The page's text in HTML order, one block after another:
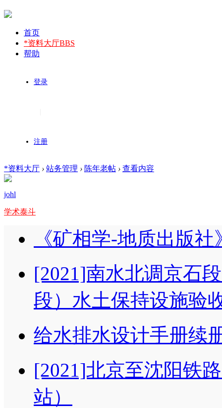
首页
*资料大厅BBS
帮助
登录
注册
*资料大厅 › 站务管理 › 陈年老帖 › 查看内容
johl
学术泰斗
《矿相学-地质出版社
[2021]南水北调京石
段）水土保持设施验
给水排水设计手册续
[2021]北京至沈阳铁
站）